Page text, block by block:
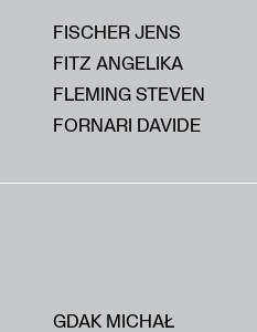
FISCHER JENS
FITZ ANGELIKA
FLEMING STEVEN
FORNARI DAVIDE
GDAK MICHAŁ